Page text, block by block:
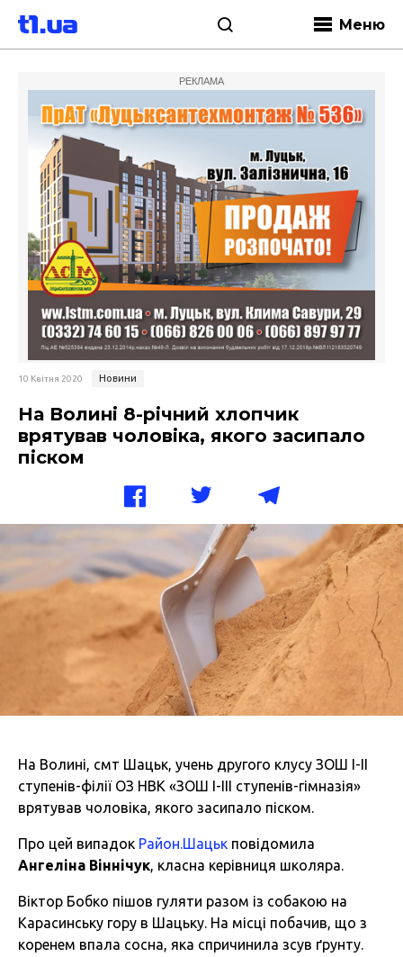
Меню
РЕКЛАМА
10 Квітня 2020 Новини
На Волині 8-річний хлопчик
врятував чоловіка, якого засипало
піском
На Волині, смт Шацьк, учень другого клусу ЗОШ І-ІІ
ступенів-філії ОЗ НВК «ЗОШ І-ІІІ ступенів-гімназія»
врятував чоловіка, якого засипало піском.
Про цей випадок Район.Шацьк повідомила
Ангеліна Віннічук, класна керівниця школяра.
Віктор Бобко пішов гуляти разом із собакою на
Карасинську гору в Шацьку. На місці побачив, що з
коренем впала сосна, яка спричинила зсув ґрунту.